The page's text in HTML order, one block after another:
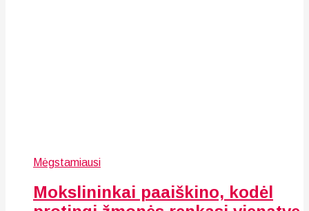
Mėgstamiausi
Mokslininkai paaiškino, kodėl